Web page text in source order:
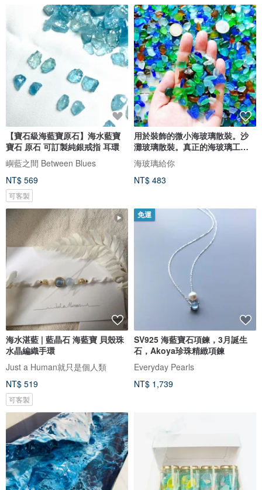
【寶石級海藍寶原石】海水藍寶
寶石 原石 可訂製純銀戒指 耳環
嶼藍之間 Between Blues
NT$ 569
可客製
用於裝飾的微小海玻璃散裝。沙
灘玻璃散裝。真正的海玻璃工藝
品質
海玻璃給你
NT$ 483
海水湛藍 | 藍晶石 海藍寶 貝殼珠
水晶編織手環
Just a Human就只是個人類
NT$ 519
可客製
免運
SV925 海藍寶石項鍊，3月誕生
石，Akoya珍珠精緻項鍊
Everyday Pearls
NT$ 1,739